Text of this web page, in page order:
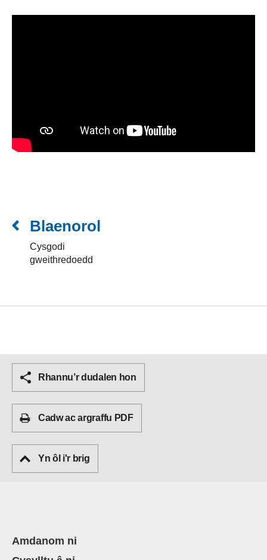
Blaenorol
Cysgodi
gweithredoedd
Rhannu’r dudalen hon
Cadw ac argraffu PDF
Yn ôl i'r brig
Amdanom ni